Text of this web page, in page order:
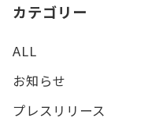
カテゴリー
ALL
お知らせ
プレスリリース